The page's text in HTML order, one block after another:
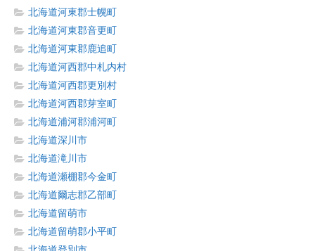
北海道河東郡士幌町
北海道河東郡音更町
北海道河東郡鹿追町
北海道河西郡中札内村
北海道河西郡更別村
北海道河西郡芽室町
北海道浦河郡浦河町
北海道深川市
北海道滝川市
北海道瀬棚郡今金町
北海道爾志郡乙部町
北海道留萌市
北海道留萌郡小平町